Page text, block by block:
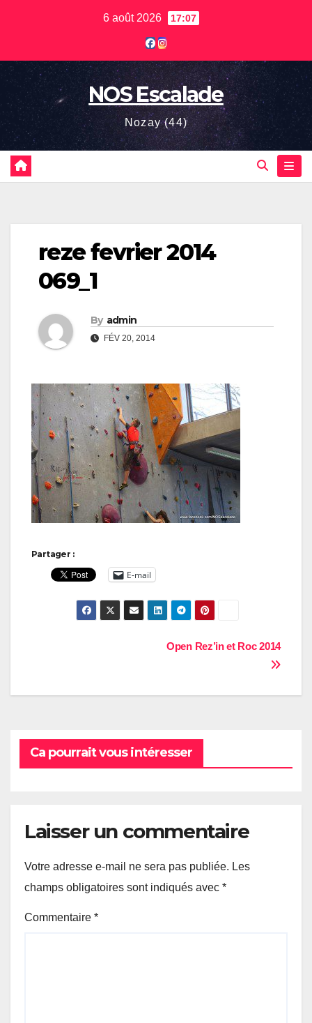
6 août 2026 17:07
NOS Escalade
Nozay (44)
reze fevrier 2014
069_1
By admin
FÉV 20, 2014
Partager :
E-mail
Open Rez’in et Roc 2014
Ca pourrait vous intéresser
Laisser un commentaire
Votre adresse e-mail ne sera pas publiée. Les
champs obligatoires sont indiqués avec *
Commentaire *